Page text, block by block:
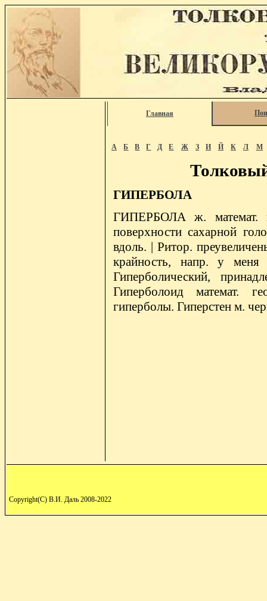
Главная
А Б В Г Д Е Ж З И Й К Л М
ГИПЕРБОЛА
ГИПЕРБОЛА ж. математ.
поверхности сахарной
вдоль. | Ритор.
крайность, напр. у
Гиперболический,
Гиперболоид математ.
гиперболы. Гиперстен м.
Copyright(C) В.И. Даль 2008-2022